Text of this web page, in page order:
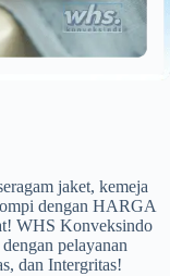
jaket, kemeja
dengan HARGA
WHS Konveksindo
pelayanan
dan Intergritas!